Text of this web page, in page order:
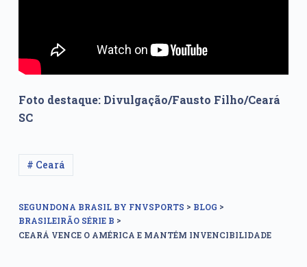
Foto destaque: Divulgação/Fausto Filho/Ceará
SC
# Ceará
SEGUNDONA BRASIL BY FNVSPORTS > BLOG >
BRASILEIRÃO SÉRIE B >
CEARÁ VENCE O AMÉRICA E MANTÉM INVENCIBILIDADE